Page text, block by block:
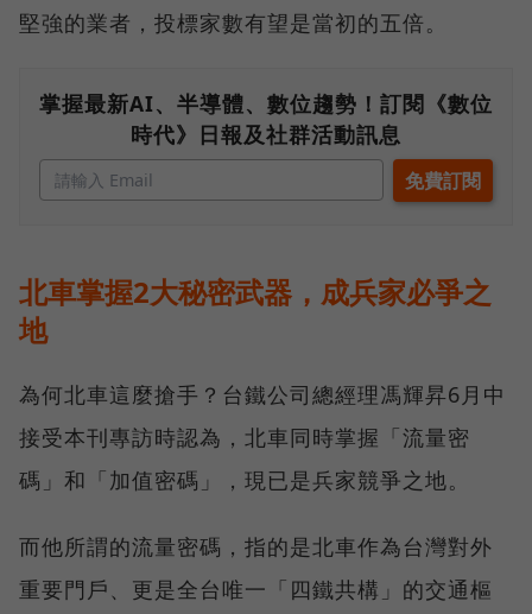
堅強的業者，投標家數有望是當初的五倍。
掌握最新AI、半導體、數位趨勢！訂閱《數位
時代》日報及社群活動訊息
北車掌握2大秘密武器，成兵家必爭之
地
為何北車這麼搶手？台鐵公司總經理馮輝昇6月中
接受本刊專訪時認為，北車同時掌握「流量密
碼」和「加值密碼」，現已是兵家競爭之地。
而他所謂的流量密碼，指的是北車作為台灣對外
重要門戶、更是全台唯一「四鐵共構」的交通樞